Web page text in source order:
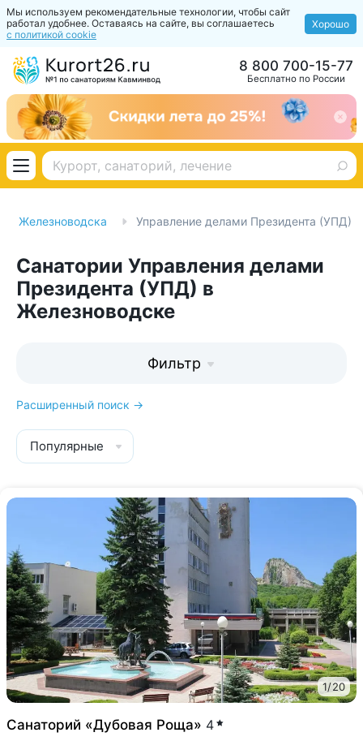
Мы используем рекомендательные технологии, чтобы сайт
работал удобнее. Оставаясь на сайте, вы соглашаетесь
с политикой cookie
Хорошо
Бесплатно по России
8 800 700-15-77
Железноводска Управление делами Президента (УПД)
Санатории Управления делами
Президента (УПД) в
Железноводске
Фильтр
Расширенный поиск →
Популярные
1/20
Санаторий «Дубовая Роща» 4